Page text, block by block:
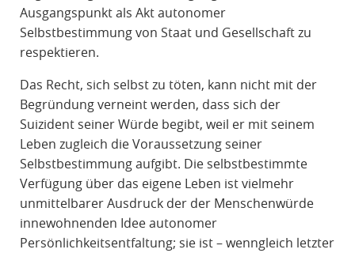
Ausgangspunkt als Akt autonomer
Selbstbestimmung von Staat und Gesellschaft zu
respektieren.
Das Recht, sich selbst zu töten, kann nicht mit der
Begründung verneint werden, dass sich der
Suizident seiner Würde begibt, weil er mit seinem
Leben zugleich die Voraussetzung seiner
Selbstbestimmung aufgibt. Die selbstbestimmte
Verfügung über das eigene Leben ist vielmehr
unmittelbarer Ausdruck der der Menschenwürde
innewohnenden Idee autonomer
Persönlichkeitsentfaltung; sie ist – wenngleich letzter